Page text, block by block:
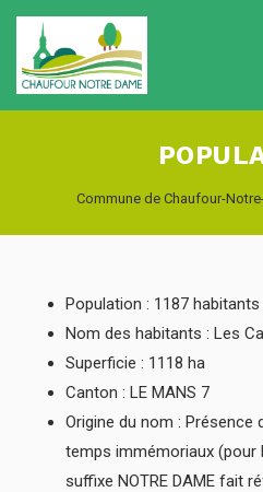
Commune de Chaufour-
Population : 1187 habitants
Nom des habitants : Les
Superficie : 1118 ha
Canton : LE MANS 7
Origine du nom : Présence
temps immémoriaux (pour
suffixe NOTRE DAME fait